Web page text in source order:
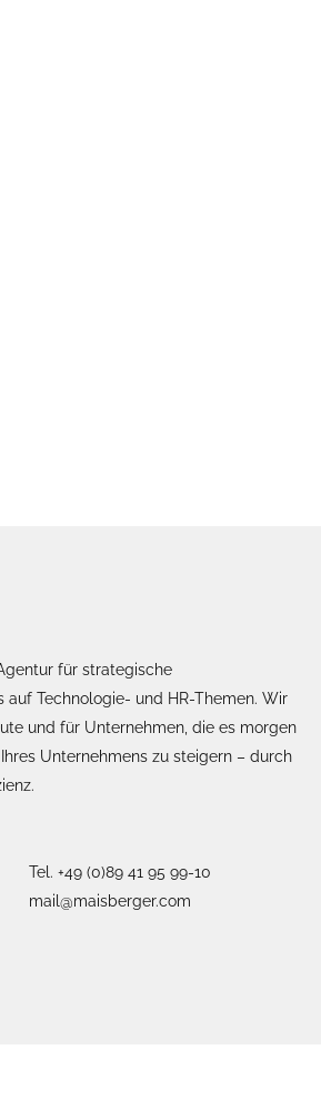
für strategische
Technologie- und HR-Themen. Wir
und für Unternehmen, die es morgen
Unternehmens zu steigern – durch
Tel. +49 (0)89 41 95 99-10
mail@maisberger.com